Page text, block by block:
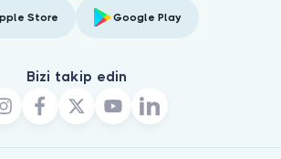
Store Google Play
Bizi takip edin